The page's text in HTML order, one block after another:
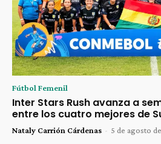
Fútbol Femenil
Inter Stars Rush avanza a
entre los cuatro mejores de
Nataly Carrión Cárdenas - 5 de agosto